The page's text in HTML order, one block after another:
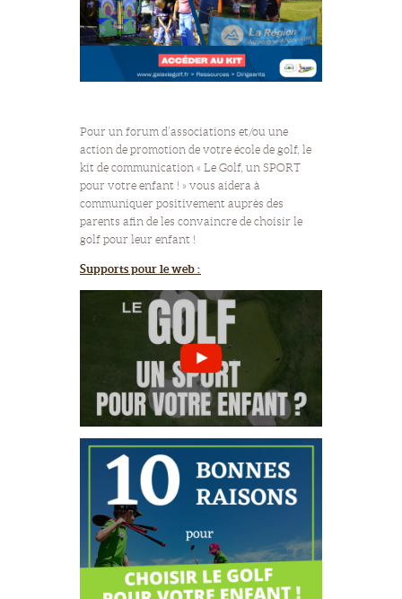
Pour un forum d’associations et/ou une
action de promotion de votre école de golf, le
kit de communication « Le Golf, un SPORT
pour votre enfant ! » vous aidera à
communiquer positivement auprès des
parents afin de les convaincre de choisir le
golf pour leur enfant !
Supports pour le web :